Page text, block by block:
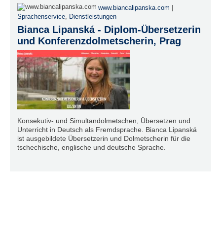
www.biancalipanska.com |
Sprachenservice Dienstleistungen
Bianca Lipanská - Diplom-Übersetzerin
und Konferenzdolmetscherin, Prag
Konsekutiv- und Simultandolmetschen, Übersetzen und
Unterricht in Deutsch als Fremdsprache. Bianca Lipanská
ist ausgebildete Übersetzerin und Dolmetscherin für die
tschechische, englische und deutsche Sprache.